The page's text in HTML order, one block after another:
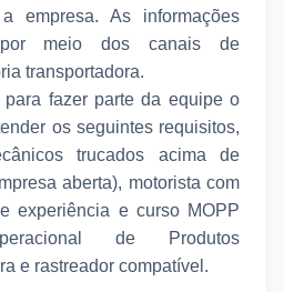
empresa. As informações
por meio dos canais de
transportadora.
para fazer parte da equipe o
os seguintes requisitos,
trucados acima de
aberta), motorista com
experiência e curso MOPP
de Produtos
e rastreador compatível.